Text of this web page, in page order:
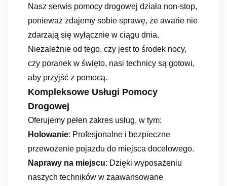
Nasz serwis pomocy drogowej działa non-stop,
ponieważ zdajemy sobie sprawę, że awarie nie
zdarzają się wyłącznie w ciągu dnia.
Niezależnie od tego, czy jest to środek nocy,
czy poranek w święto, nasi technicy są gotowi,
aby przyjść z pomocą.
Kompleksowe Usługi Pomocy
Drogowej
Oferujemy pełen zakres usług, w tym:
Holowanie: Profesjonalne i bezpieczne
przewożenie pojazdu do miejsca docelowego.
Naprawy na miejscu: Dzięki wyposażeniu
naszych techników w zaawansowane